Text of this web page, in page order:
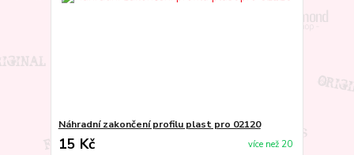
Náhradní zakončení profilu plast pro 02120
15 Kč více než 20